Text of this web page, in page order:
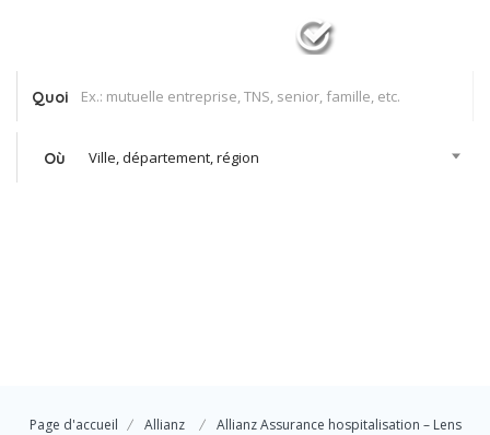
Quoi
Où Ville, département, région
Page d'accueil Allianz Allianz Assurance hospitalisation – Lens